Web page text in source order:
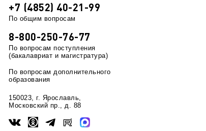
+7 (4852) 40-21-99
По общим вопросам
8-800-250-76-77
По вопросам поступления
(бакалавриат и магистратура)
По вопросам дополнительного
образования
150023, г. Ярославль,
Московский пр., д. 88